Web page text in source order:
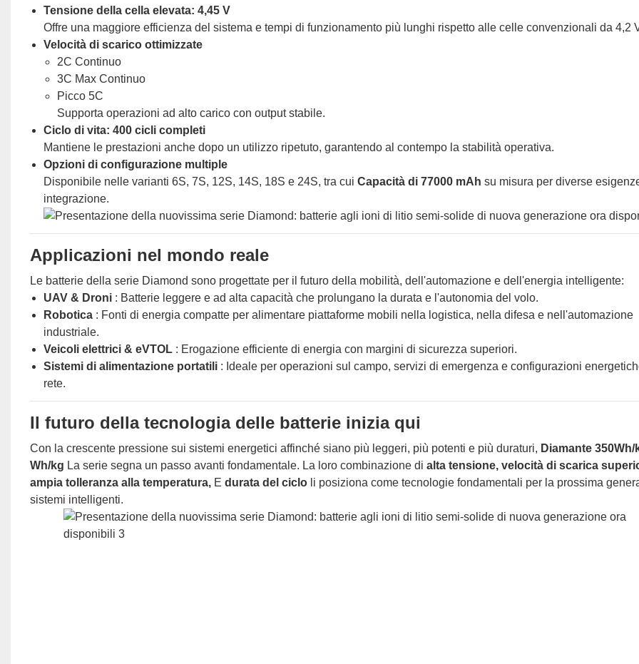
Tensione della cella elevata: 4,45 V
Offre una maggiore efficienza del sistema e tempi di funzionamento più lunghi rispetto alle celle convenzionali da 4,2
Velocità di scarico ottimizzate
2C Continuo
3C Max Continuo
Picco 5C
Supporta operazioni ad alto carico con output stabile.
Ciclo di vita: 400 cicli completi
Mantiene le prestazioni anche dopo un utilizzo ripetuto, garantendo al contempo la stabilità operativa.
Opzioni di configurazione multiple
Disponibile nelle varianti 6S, 7S, 12S, 14S, 18S e 24S, tra cuiCapacità di 77000 mAhsu misura per diverse
integrazione.
Applicazioni nel mondo reale
Le batterie della serie Diamond sono progettate per il futuro della mobilità, dell'automazione e dell'energia intelligente:
UAV & Droni : Batterie leggere e ad alta capacità che prolungano la durata e l'autonomia del volo.
Robotica : Fonti di energia compatte per alimentare piattaforme mobili nella logistica, nella difesa e nell'automazione
industriale.
Veicoli elettrici & eVTOL : Erogazione efficiente di energia con margini di sicurezza superiori.
Sistemi di alimentazione portatili : Ideale per operazioni sul campo, servizi di emergenza e configurazioni
rete.
Il futuro della tecnologia delle batterie inizia qui
Con la crescente pressione sui sistemi energetici affinché siano più leggeri, più potenti e più duraturi, Diamante 350Wh/
Wh/kg La serie segna un passo avanti fondamentale. La loro combinazione di alta tensione, velocità di scarica
ampia tolleranza alla temperatura, E durata del ciclo li posiziona come tecnologie fondamentali per la prossima
sistemi intelligenti.